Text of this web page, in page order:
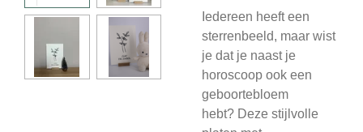
Iedereen heeft een
sterrenbeeld, maar wist
je dat je naast je
horoscoop ook een
geboortebloem
hebt? Deze stijlvolle